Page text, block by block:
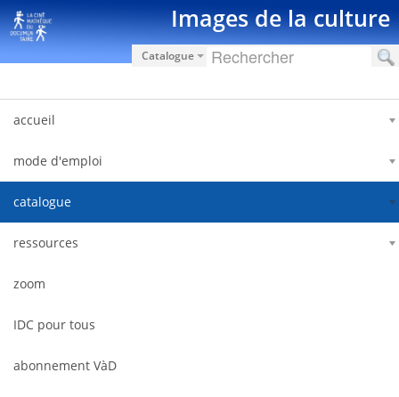
Pular para o conteúdo Images de la culture
Catalogue
accueil
mode d'emploi
catalogue
ressources
zoom
IDC pour tous
abonnement VàD